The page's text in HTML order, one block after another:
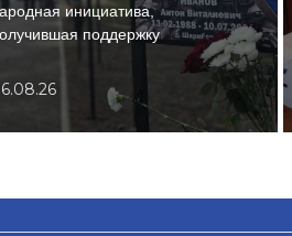
инициатива,
поддержку